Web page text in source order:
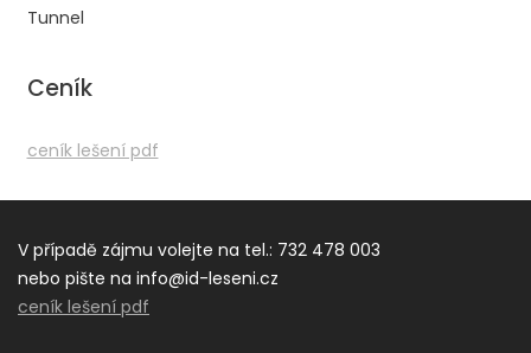
Tunnel
Ceník
ceník lešení pdf
V případě zájmu volejte na tel.: 732 478 003
nebo pište na info@id-leseni.cz
ceník lešení pdf